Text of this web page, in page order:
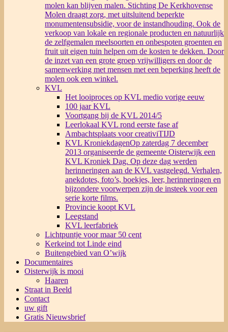
molen kan blijven malen. Stichting De Kerkhovense
Molen draagt zorg, met uitsluitend beperkte
monumentensubsidie, voor de instandhouding. Ook de
verkoop van lokale en regionale producten en natuurlijk
de zelfgemalen meelsoorten en onbespoten groenten en
fruit uit eigen tuin helpen om de kosten te dekken. Door
de inzet van een grote groep vrijwilligers en door de
samenwerking met mensen met een beperking heeft de
molen ook een winkel.
KVL
Het looiproces op KVL medio vorige eeuw
100 jaar KVL
Voortgang bij de KVL 2014/5
Leerlokaal KVL rond eerste fase af
Ambachtsplaats voor creativiTIJD
KVL KroniekdagenOp zaterdag 7 december
2013 organiseerde de gemeente Oisterwijk een
KVL Kroniek Dag. Op deze dag werden
herinneringen aan de KVL vastgelegd. Verhalen,
anekdotes, foto’s, boekjes, leer, herinneringen en
bijzondere voorwerpen zijn de insteek voor een
serie korte films.
Provincie koopt KVL
Leegstand
KVL leerfabriek
Lichtpuntje voor maar 50 cent
Kerkeind tot Linde eind
Buitengebied van O’wijk
Documentaires
Oisterwijk is mooi
Haaren
Straat in Beeld
Contact
uw gift
Gratis Nieuwsbrief